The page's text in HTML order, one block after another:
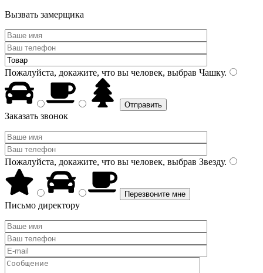
Вызвать замерщика
Пожалуйста, докажите, что вы человек, выбрав Чашку.
Заказать звонок
Пожалуйста, докажите, что вы человек, выбрав Звезду.
Письмо директору